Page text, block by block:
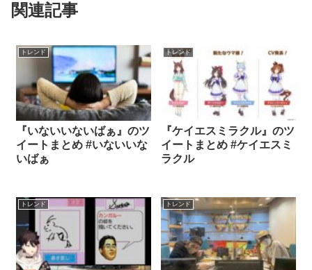
関連記事
トレンド
『いないいないばぁ』のツ
イートまとめ #いないいな
いばぁ
トレンド
『ケイエスミラクル』のツ
イートまとめ #ケイエスミ
ラクル
トレンド トレンド